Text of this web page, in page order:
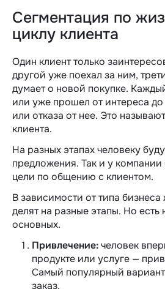
Сегментация по
циклу клиента
Один клиент только
другой уже поехал за ним,
думает о новой покупке.
или уже прошел от интереса
или отказа от нее. Это
клиента.
На разных этапах человеку
предложения. Так и у компании
цели по общению с клиентом.
В зависимости от типа
делят на разные этапы. Но есть
основных.
Привлечение:человек
продукте или услуге —
Самый популярный
заказ.